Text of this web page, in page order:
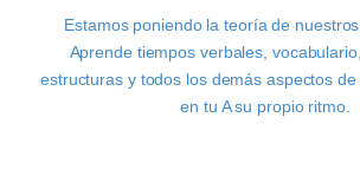
Estamos poniendo la teoría de nuestros
Aprende tiempos verbales,
estructuras y todos los demás aspectos
en tu A su propio ritmo.